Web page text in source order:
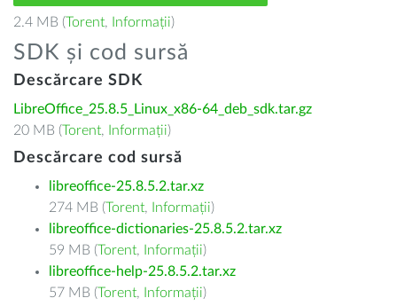
2.4 MB (Torent, Informații)
SDK și cod sursă
Descărcare SDK
LibreOffice_25.8.5_Linux_x86-64_deb_sdk.tar.gz
20 MB (Torent, Informații)
Descărcare cod sursă
libreoffice-25.8.5.2.tar.xz
274 MB (Torent, Informații)
libreoffice-dictionaries-25.8.5.2.tar.xz
59 MB (Torent, Informații)
libreoffice-help-25.8.5.2.tar.xz
57 MB (Torent, Informații)